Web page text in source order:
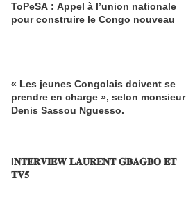
ToPeSA : Appel à l’union nationale
pour construire le Congo nouveau
« Les jeunes Congolais doivent se
prendre en charge », selon monsieur
Denis Sassou Nguesso.
I𝐍𝐓𝐄𝐑𝐕𝐈𝐄𝐖 𝐋𝐀𝐔𝐑𝐄𝐍𝐓 𝐆𝐁𝐀𝐆𝐁𝐎 𝐄𝐓
𝐓𝐕𝟓